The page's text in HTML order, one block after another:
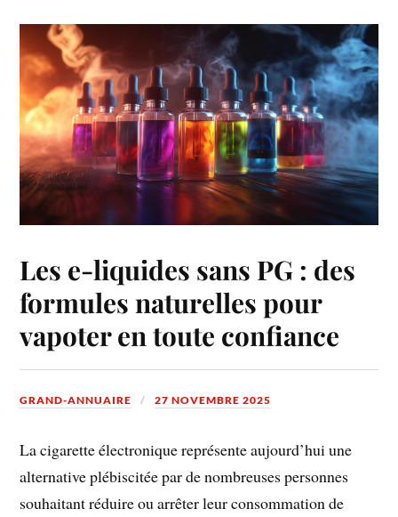
Les e-liquides sans PG : des
formules naturelles pour
vapoter en toute confiance
GRAND-ANNUAIRE 27 NOVEMBRE 2025
La cigarette électronique représente aujourd’hui une
alternative plébiscitée par de nombreuses personnes
souhaitant réduire ou arrêter leur consommation de